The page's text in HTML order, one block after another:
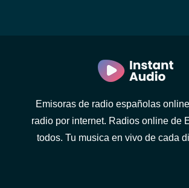
Emisoras de radio españolas
radio por internet. Radios online de
todos. Tu musica en vivo de cada